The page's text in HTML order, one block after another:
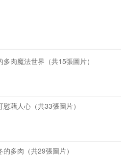
肉魔法世界（共15張圖片）
藉人心（共33張圖片）
多肉（共29張圖片）